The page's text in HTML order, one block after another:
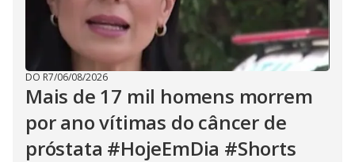
DO R7/06/08/2026
Mais de 17 mil homens morrem
por ano vítimas do câncer de
próstata #HojeEmDia #Shorts